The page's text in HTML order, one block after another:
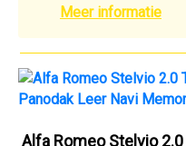
Meer informatie
Alfa Romeo Stelvio